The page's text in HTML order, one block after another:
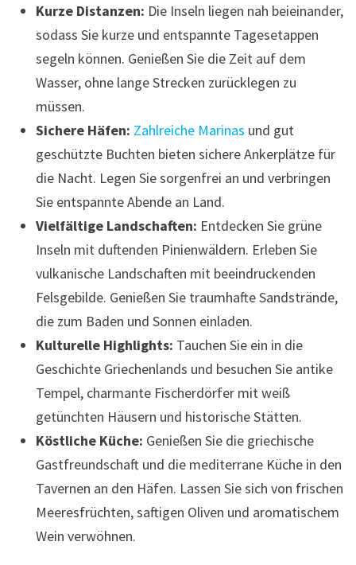
Kurze Distanzen: Die Inseln liegen nah beieinander,
sodass Sie kurze und entspannte Tagesetappen
segeln können. Genießen Sie die Zeit auf dem
Wasser, ohne lange Strecken zurücklegen zu
müssen.
Sichere Häfen: Zahlreiche Marinas und gut
geschützte Buchten bieten sichere Ankerplätze für
die Nacht. Legen Sie sorgenfrei an und verbringen
Sie entspannte Abende an Land.
Vielfältige Landschaften: Entdecken Sie grüne
Inseln mit duftenden Pinienwäldern. Erleben Sie
vulkanische Landschaften mit beeindruckenden
Felsgebilde. Genießen Sie traumhafte Sandstrände,
die zum Baden und Sonnen einladen.
Kulturelle Highlights: Tauchen Sie ein in die
Geschichte Griechenlands und besuchen Sie antike
Tempel, charmante Fischerdörfer mit weiß
getünchten Häusern und historische Stätten.
Köstliche Küche: Genießen Sie die griechische
Gastfreundschaft und die mediterrane Küche in den
Tavernen an den Häfen. Lassen Sie sich von frischen
Meeresfrüchten, saftigen Oliven und aromatischem
Wein verwöhnen.